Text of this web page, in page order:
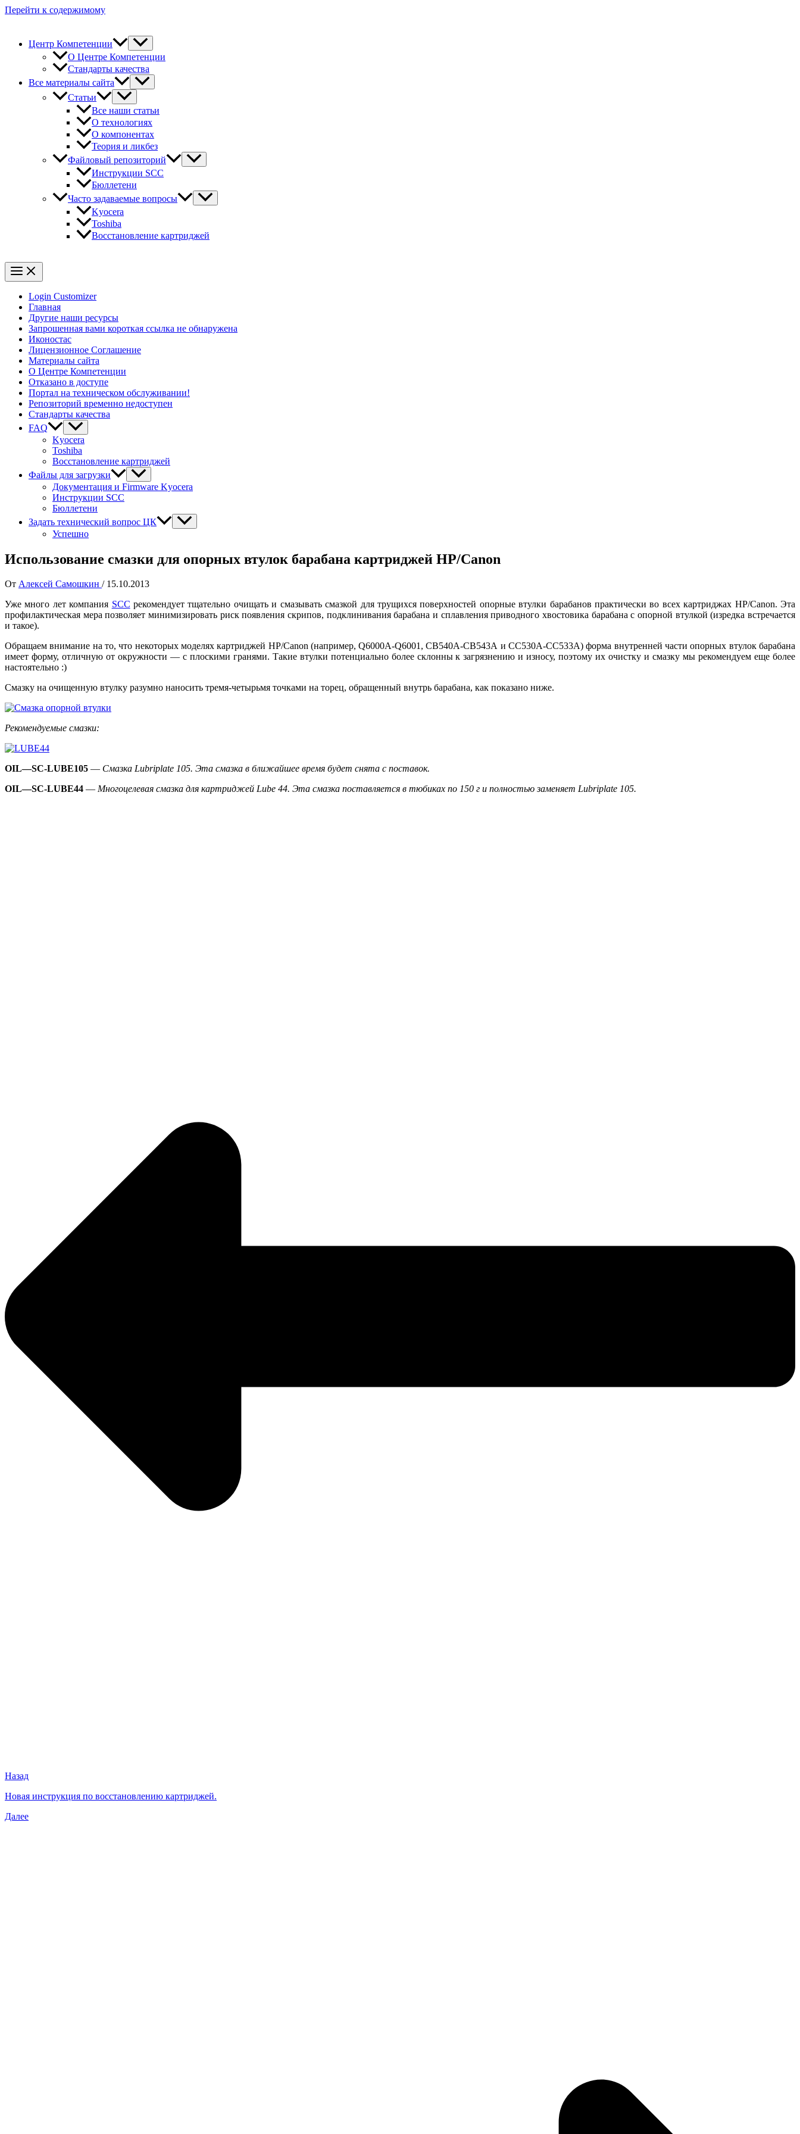
Перейти к содержимому
Центр Компетенции
О Центре Компетенции
Стандарты качества
Все материалы сайта
Статьи
Все наши статьи
О технологиях
О компонентах
Теория и ликбез
Файловый репозиторий
Инструкции SCC
Бюллетени
Часто задаваемые вопросы
Kyocera
Toshiba
Восстановление картриджей
Login Customizer
Главная
Другие наши ресурсы
Запрошенная вами короткая ссылка не обнаружена
Иконостас
Лицензионное Соглашение
Материалы сайта
О Центре Компетенции
Отказано в доступе
Портал на техническом обслуживании!
Репозиторий временно недоступен
Стандарты качества
FAQ
Kyocera
Toshiba
Восстановление картриджей
Файлы для загрузки
Документация и Firmware Kyocera
Инструкции SCC
Бюллетени
Задать технический вопрос ЦК
Успешно
Использование смазки для опорных втулок барабана картриджей HP/Canon
От Алексей Самошкин / 15.10.2013
Уже много лет компания SCC рекомендует тщательно очищать и смазывать смазкой для трущихся поверхностей опорные втулки барабанов практически во всех картриджах HP/Canon. Эта
профилактическая мера позволяет минимизировать риск появления скрипов, подклинивания барабана и сплавления приводного хвостовика барабана с опорной втулкой (изредка встречается
и такое).
Обращаем внимание на то, что некоторых моделях картриджей HP/Canon (например, Q6000A-Q6001, CB540A-CB543А и CC530A-CC533A) форма внутренней части опорных втулок барабана
имеет форму, отличную от окружности — с плоскими гранями. Такие втулки потенциально более склонны к загрязнению и износу, поэтому их очистку и смазку мы рекомендуем еще более
настоятельно :)
Смазку на очищенную втулку разумно наносить тремя-четырьмя точками на торец, обращенный внутрь барабана, как показано ниже.
Рекомендуемые смазки:
OIL—SC-LUBE105 — Смазка Lubriplate 105. Эта смазка в ближайшее время будет снята с поставок.
OIL—SC-LUBE44 — Многоцелевая смазка для картриджей Lube 44. Эта смазка поставляется в тюбиках по 150 г и полностью заменяет Lubriplate 105.
Назад
Новая инструкция по восстановлению картриджей.
Далее